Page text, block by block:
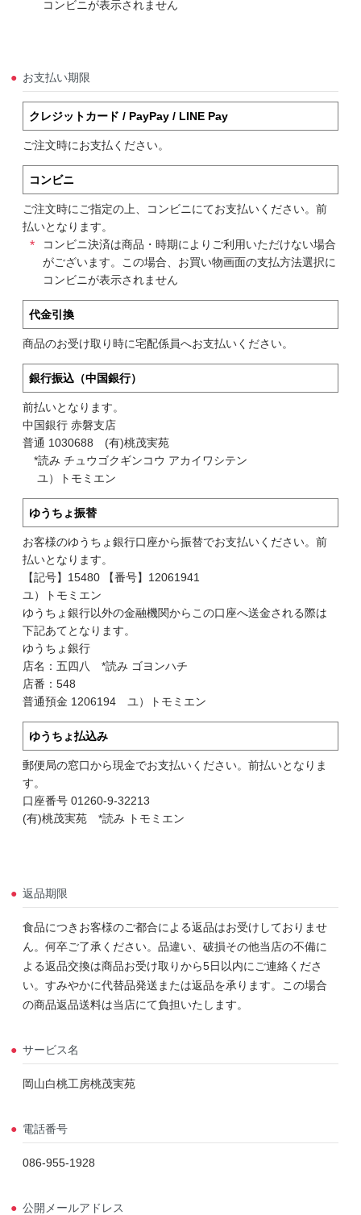
コンビニが表示されません
お支払い期限
クレジットカード / PayPay / LINE Pay
ご注文時にお支払ください。
コンビニ
ご注文時にご指定の上、コンビニにてお支払いください。前
払いとなります。
コンビニ決済は商品・時期によりご利用いただけない場合
がございます。この場合、お買い物画面の支払方法選択に
コンビニが表示されません
代金引換
商品のお受け取り時に宅配係員へお支払いください。
銀行振込（中国銀行）
前払いとなります。
中国銀行 赤磐支店
普通 1030688 (有)桃茂実苑
*読み チュウゴクギンコウ アカイワシテン
ユ）トモミエン
ゆうちょ振替
お客様のゆうちょ銀行口座から振替でお支払いください。前
払いとなります。
【記号】15480 【番号】12061941
ユ）トモミエン
ゆうちょ銀行以外の金融機関からこの口座へ送金される際は
下記あてとなります。
ゆうちょ銀行
店名：五四八 *読み ゴヨンハチ
店番：548
普通預金 1206194 ユ）トモミエン
ゆうちょ払込み
郵便局の窓口から現金でお支払いください。前払いとなりま
す。
口座番号 01260-9-32213
(有)桃茂実苑 *読み トモミエン
返品期限
食品につきお客様のご都合による返品はお受けしておりませ
ん。何卒ご了承ください。品違い、破損その他当店の不備に
よる返品交換は商品お受け取りから5日以内にご連絡くださ
い。すみやかに代替品発送または返品を承ります。この場合
の商品返品送料は当店にて負担いたします。
サービス名
岡山白桃工房桃茂実苑
電話番号
086-955-1928
公開メールアドレス